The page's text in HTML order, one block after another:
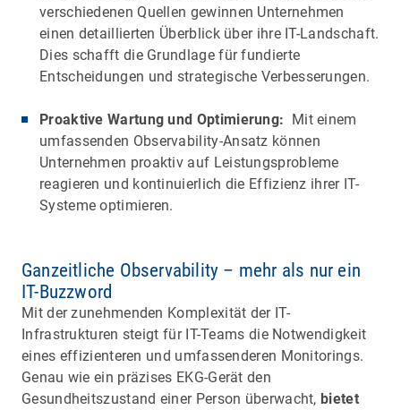
verschiedenen Quellen gewinnen Unternehmen
einen detaillierten Überblick über ihre IT-Landschaft.
Dies schafft die Grundlage für fundierte
Entscheidungen und strategische Verbesserungen.
Proaktive Wartung und Optimierung: Mit einem
umfassenden Observability-Ansatz können
Unternehmen proaktiv auf Leistungsprobleme
reagieren und kontinuierlich die Effizienz ihrer IT-
Systeme optimieren.
Ganzeitliche Observability – mehr als nur ein
IT-Buzzword
Mit der zunehmenden Komplexität der IT-
Infrastrukturen steigt für IT-Teams die Notwendigkeit
eines effizienteren und umfassenderen Monitorings.
Genau wie ein präzises EKG-Gerät den
Gesundheitszustand einer Person überwacht, bietet